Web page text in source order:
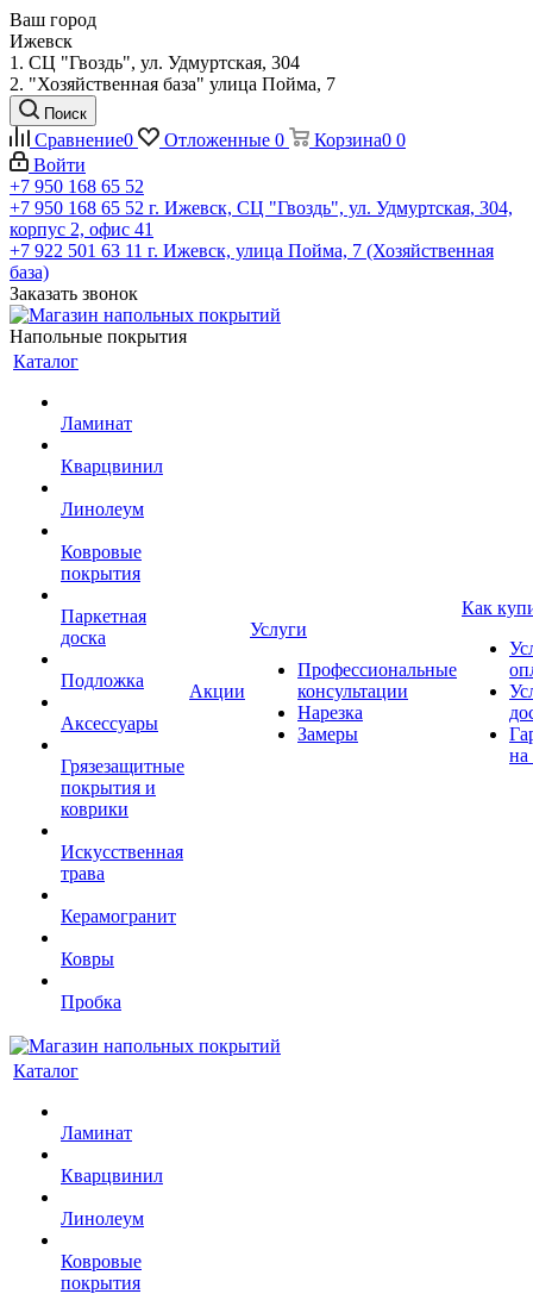
Ваш город
Ижевск
1. СЦ "Гвоздь", ул. Удмуртская, 304
2. "Хозяйственная база" улица Пойма, 7
Поиск
Сравнение0 Отложенные 0 Корзина0 0
Войти
+7 950 168 65 52
+7 950 168 65 52 г. Ижевск, СЦ "Гвоздь", ул. Удмуртская, 304,
корпус 2, офис 41
+7 922 501 63 11 г. Ижевск, улица Пойма, 7 (Хозяйственная
база)
Заказать звонок
Напольные покрытия
Каталог
Ламинат
Кварцвинил
Линолеум
Ковровые
покрытия
Паркетная
доска
Подложка
Аксессуары
Грязезащитные
покрытия и
коврики
Искусственная
трава
Керамогранит
Ковры
Пробка
Акции
Услуги
Профессиональные
консультации
Нарезка
Замеры
Как
на
Каталог
Ламинат
Кварцвинил
Линолеум
Ковровые
покрытия